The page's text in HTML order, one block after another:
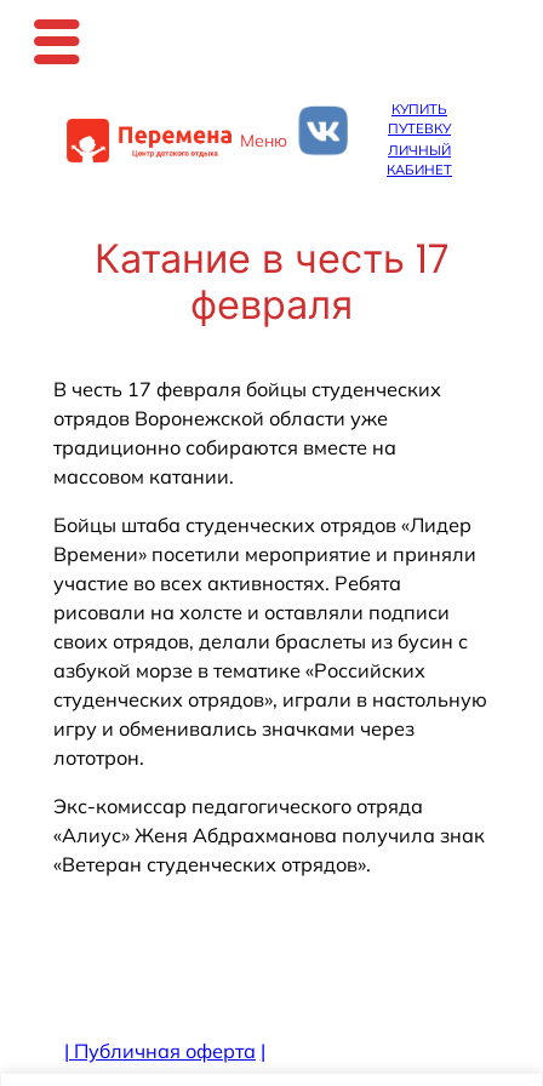
к
содержимому
Меню
КУПИТЬ
ПУТЕВКУ
ЛИЧНЫЙ
КАБИНЕТ
Катание в честь 17
февраля
В честь 17 февраля бойцы студенческих
отрядов Воронежской области уже
традиционно собираются вместе на
массовом катании.
Бойцы штаба студенческих отрядов «Лидер
Времени» посетили мероприятие и приняли
участие во всех активностях. Ребята
рисовали на холсте и оставляли подписи
своих отрядов, делали браслеты из бусин с
азбукой морзе в тематике «Российских
студенческих отрядов», играли в настольную
игру и обменивались значками через
лототрон.
Экс-комиссар педагогического отряда
«Алиус» Женя Абдрахманова получила знак
«Ветеран студенческих отрядов».
| Публичная оферта |